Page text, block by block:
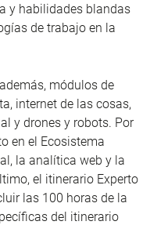
y habilidades blandas
de trabajo en la
módulos de
internet de las cosas,
y drones y robots. Por
en el Ecosistema
la analítica web y la
el itinerario Experto
las 100 horas de la
del itinerario